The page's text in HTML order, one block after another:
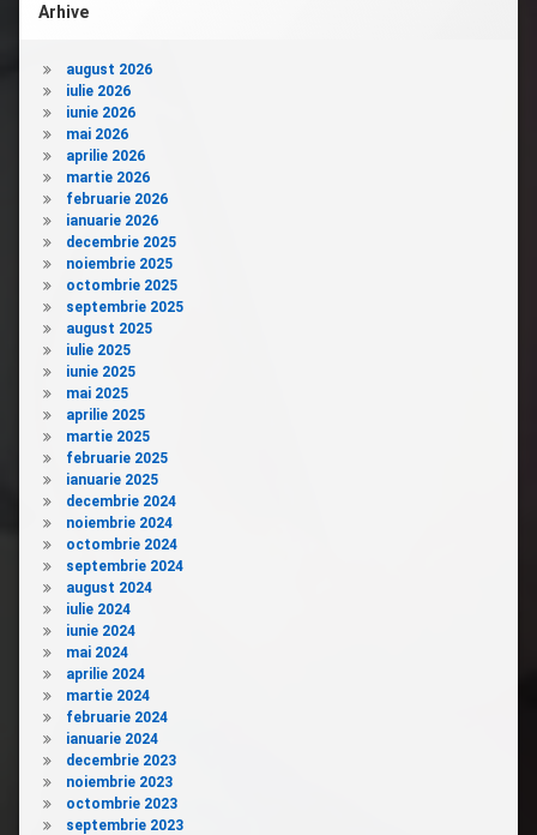
Arhive
august 2026
iulie 2026
iunie 2026
mai 2026
aprilie 2026
martie 2026
februarie 2026
ianuarie 2026
decembrie 2025
noiembrie 2025
octombrie 2025
septembrie 2025
august 2025
iulie 2025
iunie 2025
mai 2025
aprilie 2025
martie 2025
februarie 2025
ianuarie 2025
decembrie 2024
noiembrie 2024
octombrie 2024
septembrie 2024
august 2024
iulie 2024
iunie 2024
mai 2024
aprilie 2024
martie 2024
februarie 2024
ianuarie 2024
decembrie 2023
noiembrie 2023
octombrie 2023
septembrie 2023